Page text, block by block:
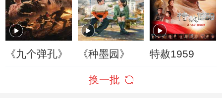
《九个弹孔》 《种墨园》 特赦1959
换一批